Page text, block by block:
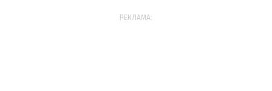
РЕКЛАМА: